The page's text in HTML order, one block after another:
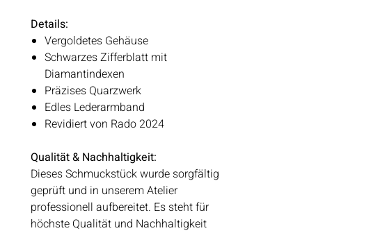
Details:
Vergoldetes Gehäuse
Schwarzes Zifferblatt mit
Diamantindexen
Präzises Quarzwerk
Edles Lederarmband
Revidiert von Rado 2024
Qualität & Nachhaltigkeit:
Dieses Schmuckstück wurde sorgfältig
geprüft und in unserem Atelier
professionell aufbereitet. Es steht für
höchste Qualität und Nachhaltigkeit